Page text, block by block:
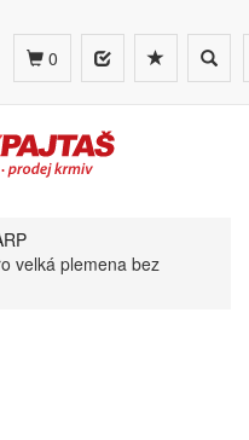
0
velká plemena bez